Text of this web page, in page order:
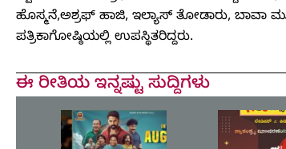
ಹೊಸ್ಮನೆ,ಅಶ್ರಫ್ ಹಾಜಿ, ಇಲ್ಯಾಸ್ ತೋಡಾರು,
ಪತ್ರಿಕಾಗೋಷ್ಠಿಯಲ್ಲಿ ಉಪಸ್ಥಿತರಿದ್ದರು.
ಈ ರೀತಿಯ ಇನ್ನಷ್ಟು ಸುದ್ದಿಗಳು